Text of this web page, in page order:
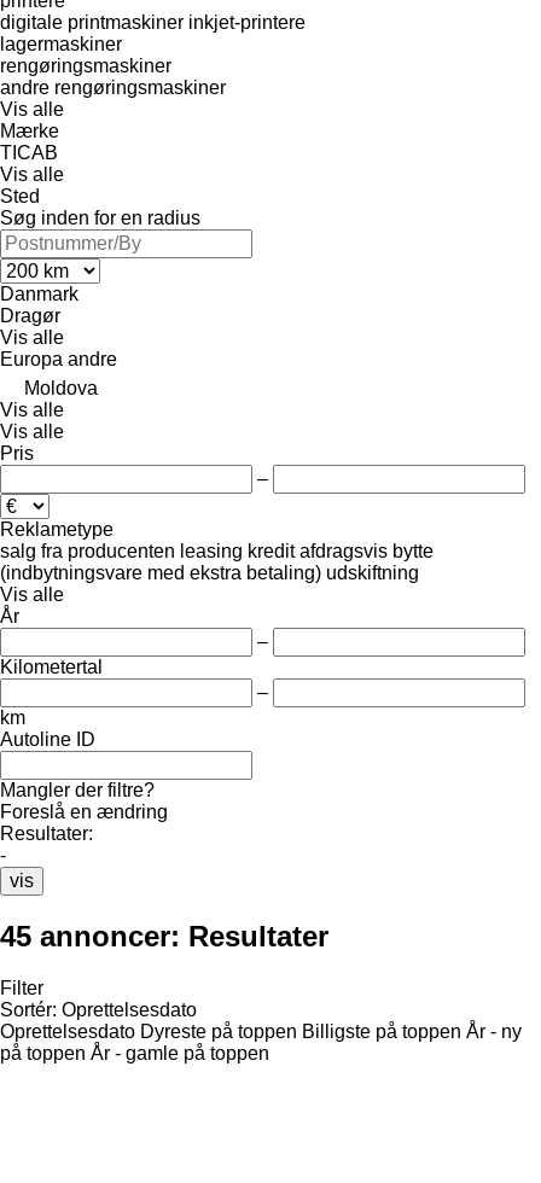
digitale printmaskiner inkjet-printere
lagermaskiner
rengøringsmaskiner
andre rengøringsmaskiner
Vis alle
Mærke
TICAB
Vis alle
Sted
Søg inden for en radius
Danmark
Dragør
Vis alle
Europa andre
Moldova
Vis alle
Vis alle
Pris
–
Reklametype
salg fra producenten leasing kredit afdragsvis bytte
(indbytningsvare med ekstra betaling) udskiftning
Vis alle
År
–
Kilometertal
–
km
Autoline ID
Mangler der filtre?
Foreslå en ændring
Resultater:
-
vis
45 annoncer: Resultater
Filter
Sortér: Oprettelsesdato
Oprettelsesdato Dyreste på toppen Billigste på toppen År - ny
på toppen År - gamle på toppen